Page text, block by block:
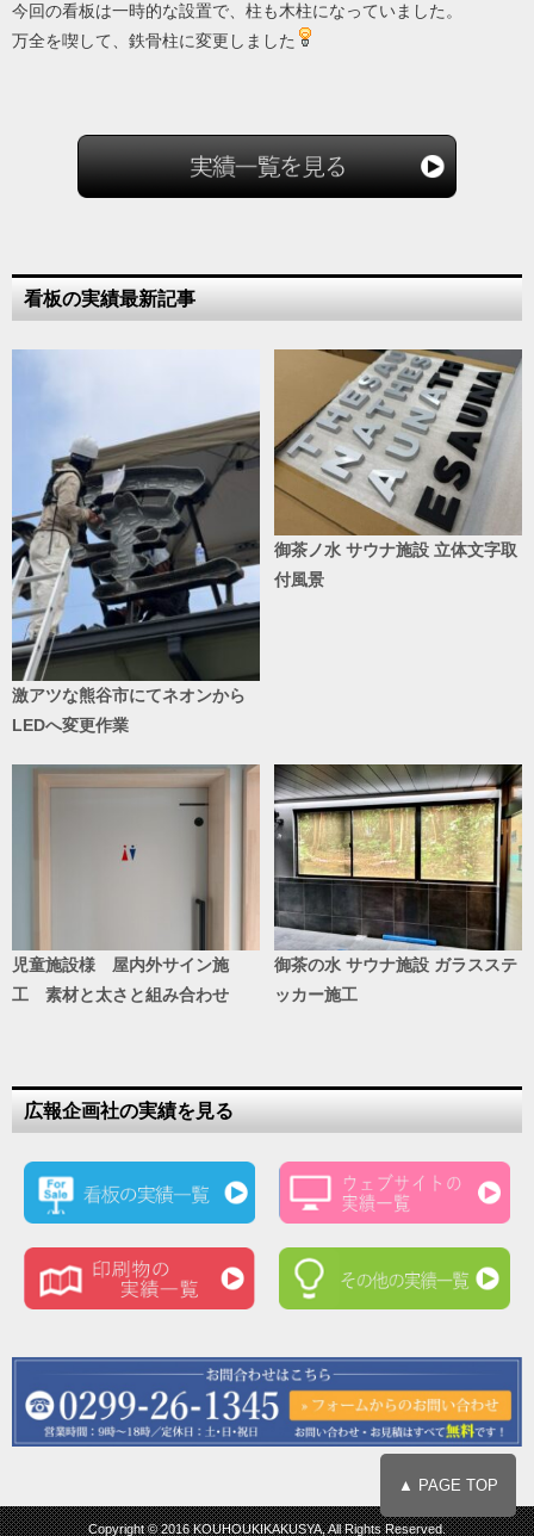
今回の看板は一時的な設置で、柱も木柱になっていました。
万全を喫して、鉄骨柱に変更しました
看板の実績最新記事
激アツな熊谷市にてネオンから
LEDへ変更作業
御茶ノ水 サウナ施設 立体文字取
付風景
児童施設様 屋内外サイン施
工 素材と太さと組み合わせ
御茶の水 サウナ施設 ガラスステ
ッカー施工
広報企画社の実績を見る
▲ PAGE TOP
Copyright © 2016 KOUHOUKIKAKUSYA, All Rights Reserved.